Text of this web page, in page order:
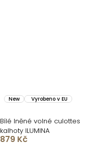
New Vyrobeno v EU
Bílé lněné volné culottes
kalhoty ILUMINA
879 Kč